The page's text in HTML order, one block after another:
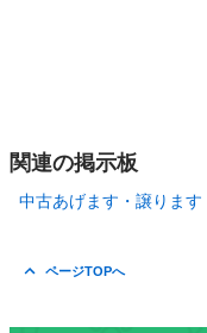
関連の掲示板
中古あげます・譲ります
ページTOPへ